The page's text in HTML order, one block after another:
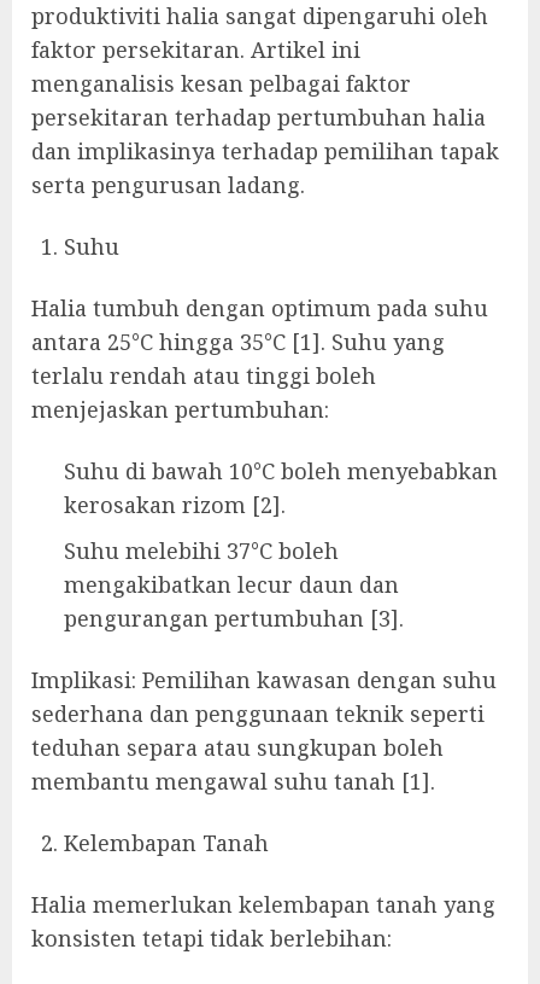
produktiviti halia sangat dipengaruhi oleh
faktor persekitaran. Artikel ini
menganalisis kesan pelbagai faktor
persekitaran terhadap pertumbuhan halia
dan implikasinya terhadap pemilihan tapak
serta pengurusan ladang.
Suhu
Halia tumbuh dengan optimum pada suhu
antara 25°C hingga 35°C [1]. Suhu yang
terlalu rendah atau tinggi boleh
menjejaskan pertumbuhan:
Suhu di bawah 10°C boleh menyebabkan
kerosakan rizom [2].
Suhu melebihi 37°C boleh
mengakibatkan lecur daun dan
pengurangan pertumbuhan [3].
Implikasi: Pemilihan kawasan dengan suhu
sederhana dan penggunaan teknik seperti
teduhan separa atau sungkupan boleh
membantu mengawal suhu tanah [1].
Kelembapan Tanah
Halia memerlukan kelembapan tanah yang
konsisten tetapi tidak berlebihan: